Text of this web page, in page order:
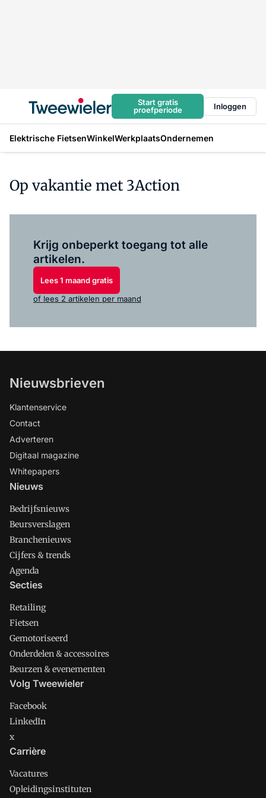
Start gratis
proefperiode
Inloggen
Elektrische FietsenWinkelWerkplaatsOndernemen
Op vakantie met 3Action
Krijg onbeperkt toegang tot alle
artikelen.
Lees 1 maand gratis
of lees 2 artikelen per maand
Nieuwsbrieven
Klantenservice
Contact
Adverteren
Digitaal magazine
Whitepapers
Nieuws
Bedrijfsnieuws
Beursverslagen
Branchenieuws
Cijfers & trends
Agenda
Secties
Retailing
Fietsen
Gemotoriseerd
Onderdelen & accessoires
Beurzen & evenementen
Volg Tweewieler
Facebook
LinkedIn
x
Carrière
Vacatures
Opleidingsinstituten